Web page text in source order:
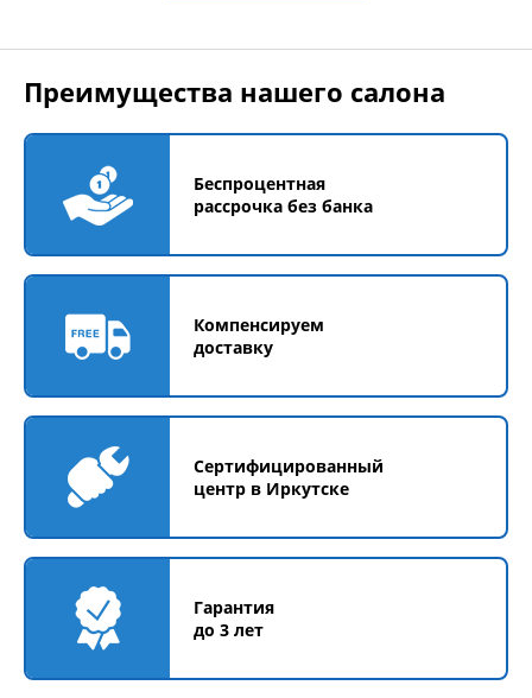
Преимущества нашего салона
Беспроцентная
рассрочка без банка
Компенсируем
доставку
Сертифицированный
центр в Иркутске
Гарантия
до 3 лет